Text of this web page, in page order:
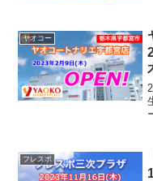
ヤオコー
フレスポ